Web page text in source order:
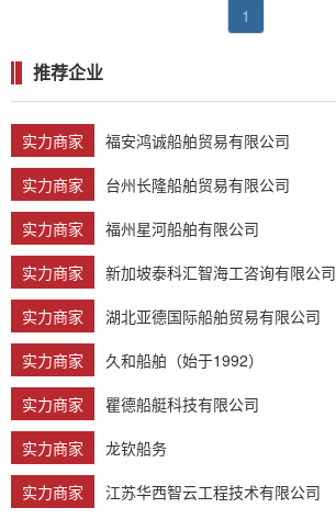
1
推荐企业
实力商家
福安鸿诚船舶贸易有限公司
实力商家
台州长隆船舶贸易有限公司
实力商家
福州星河船舶有限公司
实力商家
新加坡泰科汇智海工咨询有限公司
实力商家
湖北亚德国际船舶贸易有限公司
实力商家
久和船舶（始于1992）
实力商家
瞿德船艇科技有限公司
实力商家
龙钦船务
实力商家
江苏华西智云工程技术有限公司